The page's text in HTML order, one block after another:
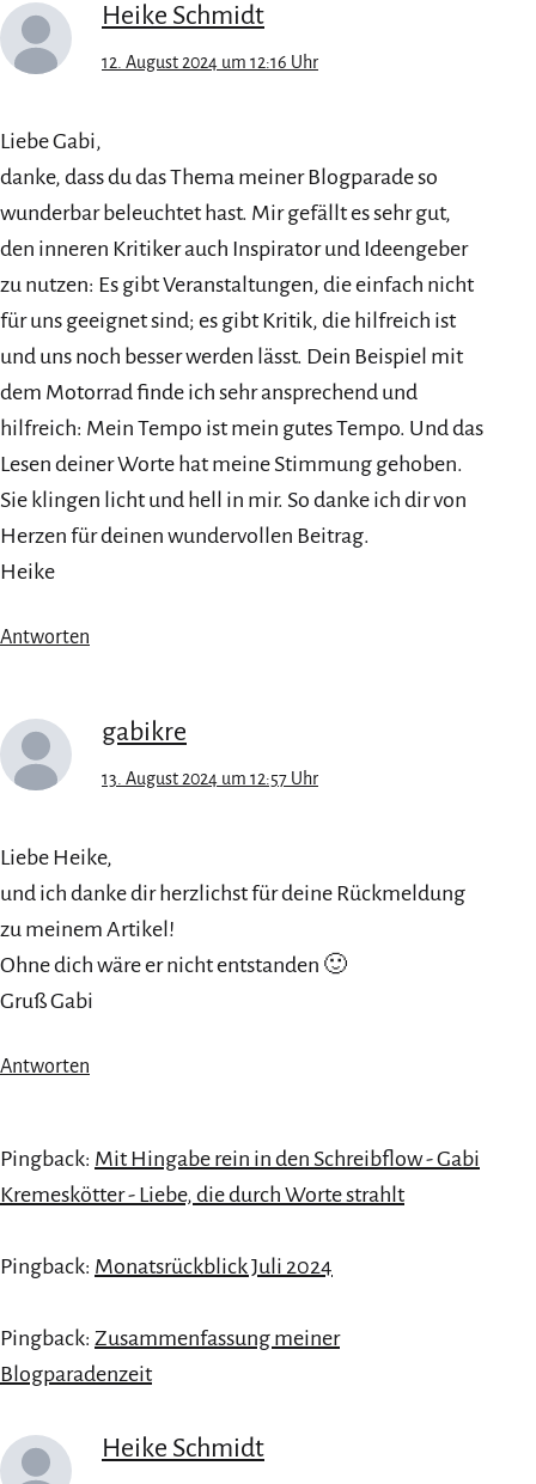
Heike Schmidt
12. August 2024 um 12:16 Uhr
Liebe Gabi,
danke, dass du das Thema meiner Blogparade so
wunderbar beleuchtet hast. Mir gefällt es sehr gut,
den inneren Kritiker auch Inspirator und Ideengeber
zu nutzen: Es gibt Veranstaltungen, die einfach nicht
für uns geeignet sind; es gibt Kritik, die hilfreich ist
und uns noch besser werden lässt. Dein Beispiel mit
dem Motorrad finde ich sehr ansprechend und
hilfreich: Mein Tempo ist mein gutes Tempo. Und das
Lesen deiner Worte hat meine Stimmung gehoben.
Sie klingen licht und hell in mir. So danke ich dir von
Herzen für deinen wundervollen Beitrag.
Heike
Antworten
gabikre
13. August 2024 um 12:57 Uhr
Liebe Heike,
und ich danke dir herzlichst für deine Rückmeldung
zu meinem Artikel!
Ohne dich wäre er nicht entstanden 🙂
Gruß Gabi
Antworten
Pingback: Mit Hingabe rein in den Schreibflow - Gabi
Kremeskötter - Liebe, die durch Worte strahlt
Pingback: Monatsrückblick Juli 2024
Pingback: Zusammenfassung meiner
Blogparadenzeit
Heike Schmidt